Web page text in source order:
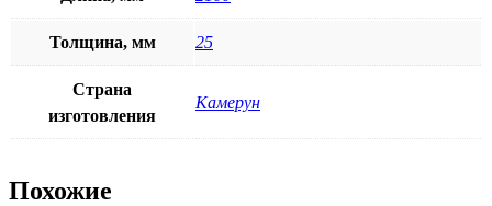
Толщина, мм 25
Страна
изготовления
Камерун
Похожие